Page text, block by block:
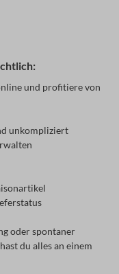
und profitiere von
unkompliziert
oder spontaner
du alles an einem